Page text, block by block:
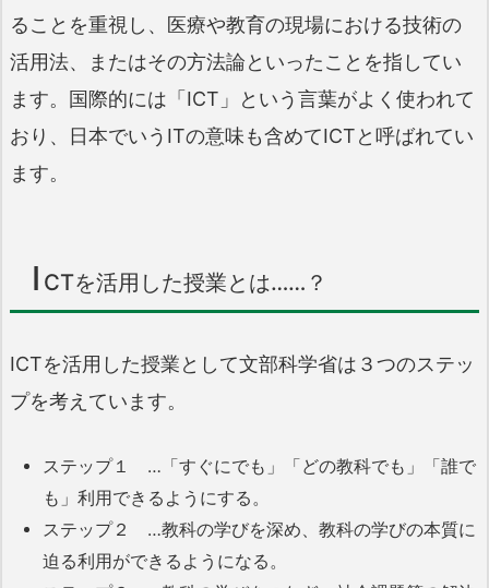
ることを重視し、医療や教育の現場における技術の
活用法、またはその方法論といったことを指してい
ます。国際的には「ICT」という言葉がよく使われて
おり、日本でいうITの意味も含めてICTと呼ばれてい
ます。
I CTを活用した授業とは……？
ICTを活用した授業として文部科学省は３つのステッ
プを考えています。
ステップ１ …「すぐにでも」「どの教科でも」「誰で
も」利用できるようにする。
ステップ２ …教科の学びを深め、教科の学びの本質に
迫る利用ができるようになる。